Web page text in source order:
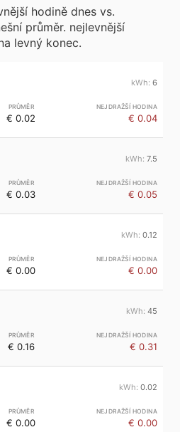
hodině dnes vs.
průměr. nejlevnější
levný konec.
6
€ 0.02 € 0.04
7.5
€ 0.03 € 0.05
0.12
€ 0.00 € 0.00
45
€ 0.16 € 0.31
0.02
€ 0.00 € 0.00